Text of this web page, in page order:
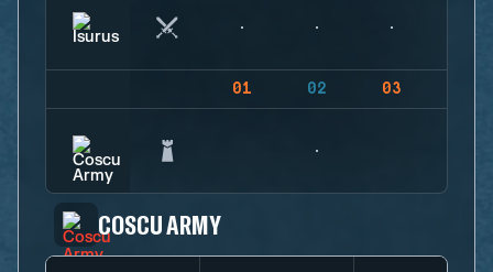
01 02 03
COSCU ARMY